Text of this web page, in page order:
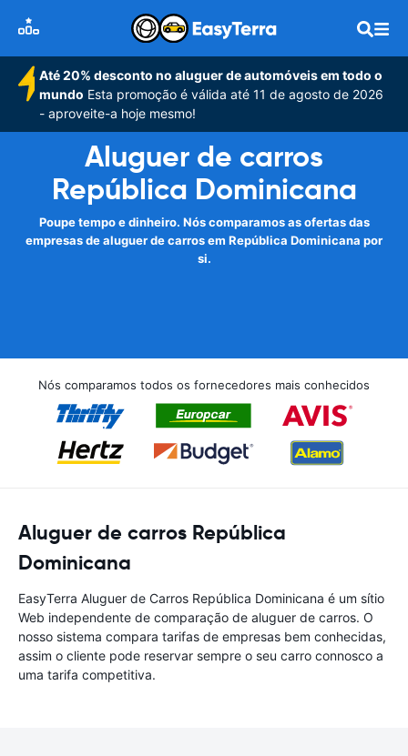
Até 20% desconto no aluguer de automóveis em todo o
mundo Esta promoção é válida até 11 de agosto de 2026
- aproveite-a hoje mesmo!
Aluguer de carros
República Dominicana
Poupe tempo e dinheiro. Nós comparamos as ofertas das
empresas de aluguer de carros em República Dominicana por
si.
Nós comparamos todos os fornecedores mais conhecidos
Aluguer de carros República
Dominicana
EasyTerra Aluguer de Carros República Dominicana é um sítio
Web independente de comparação de aluguer de carros. O
nosso sistema compara tarifas de empresas bem conhecidas,
assim o cliente pode reservar sempre o seu carro connosco a
uma tarifa competitiva.